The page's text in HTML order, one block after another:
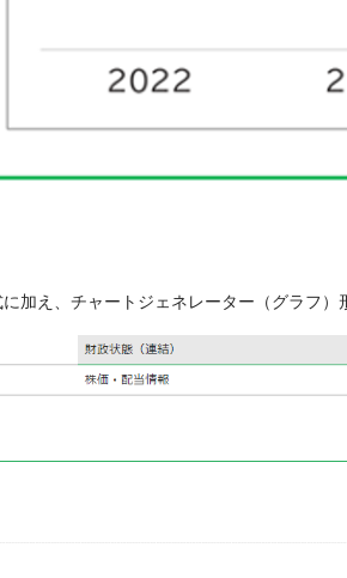
加え、チャートジェネレーター（グラフ）